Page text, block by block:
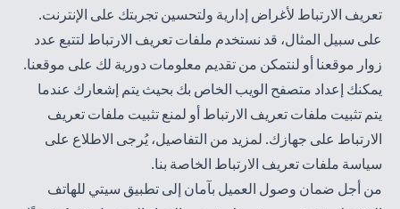
تعريف الارتباط لأغراض إدارية ولتحسين تجربتك على الإنترنت.
على سبيل المثال، قد نستخدم ملفات تعريف الارتباط لتتبع عدد
زوار موقعنا أو لنتمكن من تقديم معلومات دورية لك على موقعنا.
يمكنك إعداد متصفح الويب الخاص بك بحيث يتم إشعارك عندما
يتم تثبيت ملفات تعريف الارتباط أو لمنع تثبيت ملفات تعريف
الارتباط على جهازك. لمزيد من التفاصيل، يُرجى الاطلاع على
سياسة ملفات تعريف الارتباط الخاصة بنا.
من أجل ضمان وصول العميل بآمان إلى تطبيق سيتي للهاتف